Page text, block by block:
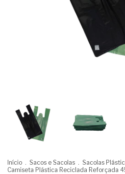
Início . Sacos e Sacolas . Sacolas
Camiseta Plástica Reciclada Reforçada